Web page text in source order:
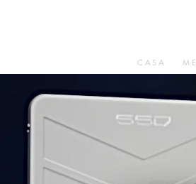
CASA